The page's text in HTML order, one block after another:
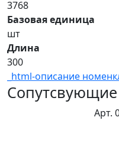
3768
Базовая единица
шт
Длина
300
_html-описание
Арт.